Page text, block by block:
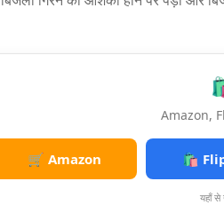
Amazon,
🛒 Amazon 🛍️
यहाँ से